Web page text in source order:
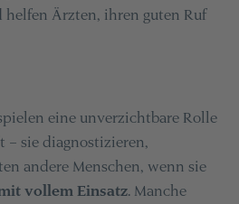
helfen Ärzten, ihren guten Ruf
eine unverzichtbare Rolle
– sie diagnostizieren,
andere Menschen, wenn sie
vollem Einsatz. Manche